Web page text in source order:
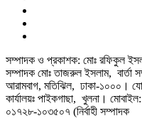
সম্পাদক ও প্রকাশক: মোঃ রফিকুল
সম্পাদক মোঃ তাজরুল‌‌ ইসলাম, বার্তা
আরামবাগ, মতিঝিল, ঢাকা-১০০০।
কার্যালয়ঃ পাইকগাছা, খুলনা।
০১৭২৮-১০৩৫০৭ (নির্বাহী সম্পাদক